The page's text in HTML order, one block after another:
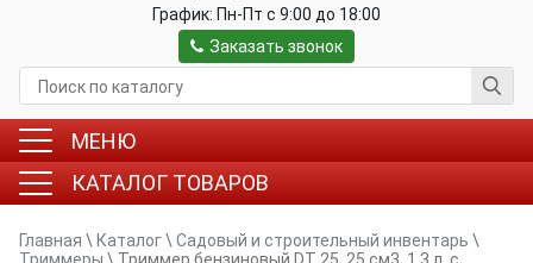
График: Пн-Пт c 9:00 до 18:00
Заказать звонок
МЕНЮ
КАТАЛОГ ТОВАРОВ
Главная \ Каталог\ Садовый и строительный инвентарь \